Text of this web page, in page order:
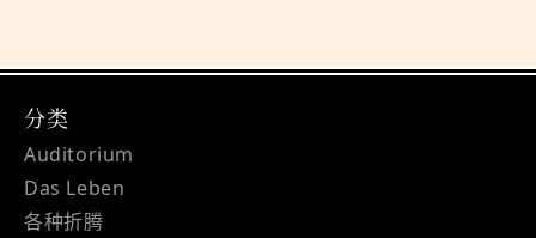
分类
Auditorium
Das Leben
各种折腾